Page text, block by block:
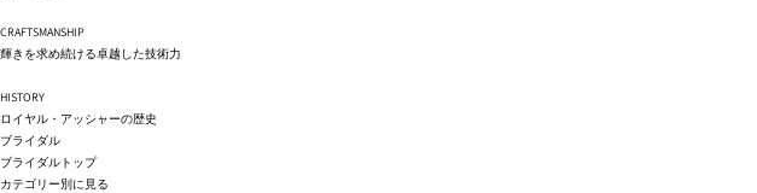
CRAFTSMANSHIP
輝きを求め続ける卓越した技術力
HISTORY
ロイヤル・アッシャーの歴史
ブライダル
ブライダルトップ
カテゴリー別に見る